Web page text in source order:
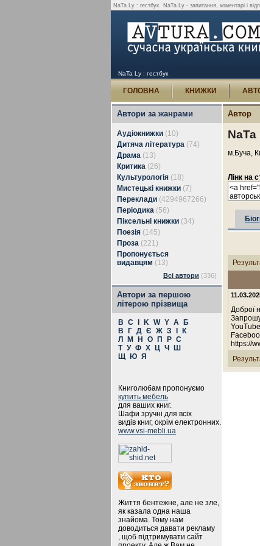
NaTa Ly : гестбук. NaTa Ly - запитання, коментарі і
NaTa Ly : гестбук
ГОЛОВНА КНИЖКИ
Автори за жанрами
Аудіокнижки (10)
Дитяча література (74)
Драма (13)
Критика (26)
Культурологія (18)
Мистецькі книжки (7)
Переклади (4294967266)
Періодика (56)
Піксельні книжки (34)
Поезія (145)
Проза (221)
Пропонується
видавцям (13)
Всі автори (336)
Автори за першою
літерою прізвища
B C K W Y А
Б
В
Г Д Є Ж З
К
Л
М Н О П Р С
Т У Ф Х Ц Ч
Ш
Щ
Ю Я
Книголюбам пропонуємо
купить мебель
для ваших книг.
Шафи зручні для всіх
видів книг, окрім електронних.
www.vsi-mebli.ua
Життя бентежне, але не зле,
як казала одна наша
знайома. Тому нам
доводиться давати рекламу
, щоб підтримувати сайт
Автор
NaTa
м.Буча,
Лінк на
Доброї
https://